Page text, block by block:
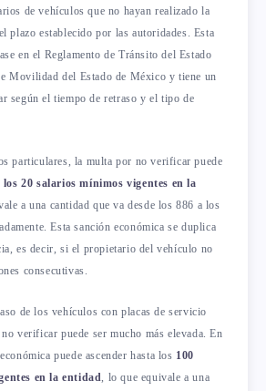
de vehículos que no hayan realizado la
plazo establecido por las autoridades. Esta
en el Reglamento de Tránsito del Estado
Movilidad del Estado de México y tiene un
según el tiempo de retraso y el tipo de
particulares, la multa por no verificar puede
los 20 salarios mínimos vigentes en la
a una cantidad que va desde los 886 a los
Esta sanción económica se duplica
es decir, si el propietario del vehículo no
consecutivas.
de los vehículos con placas de servicio
verificar puede ser mucho más elevada. En
puede ascender hasta los 100
en la entidad, lo que equivale a una